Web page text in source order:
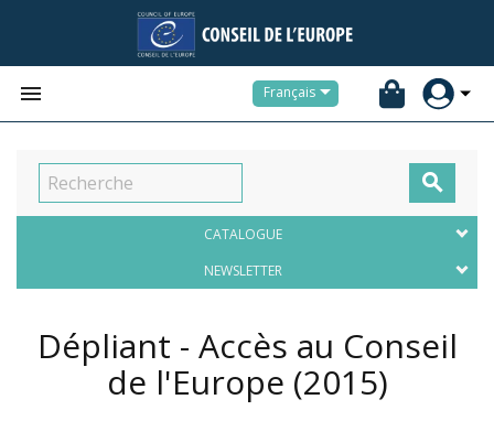
 Français

CATALOGUE
NEWSLETTER
Dépliant - Accès au Conseil
de l'Europe (2015)